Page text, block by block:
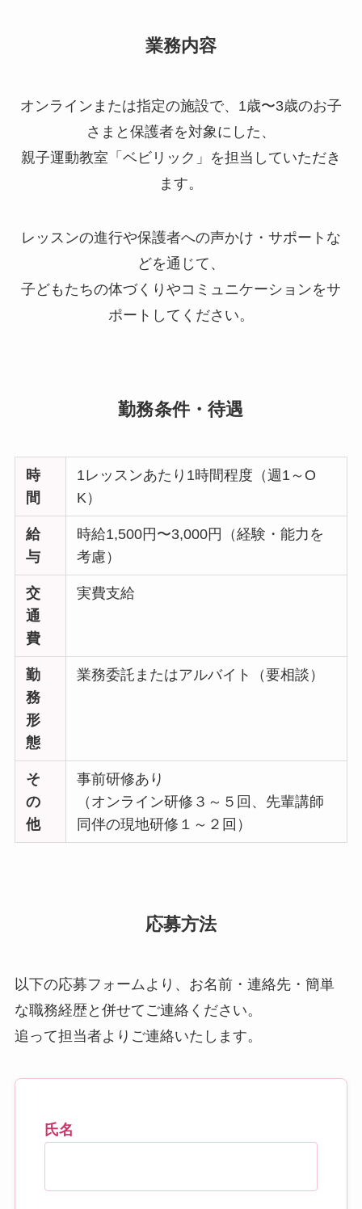
業務内容
オンラインまたは指定の施設で、1歳〜3歳のお子
さまと保護者を対象にした、
親子運動教室「ベビリック」を担当していただき
ます。
レッスンの進行や保護者への声かけ・サポートな
どを通じて、
子どもたちの体づくりやコミュニケーションをサ
ポートしてください。
勤務条件・待遇
時
間
1レッスンあたり1時間程度（週1～O
K）
給
与
時給1,500円〜3,000円（経験・能力を
考慮）
交
通
費
実費支給
勤
務
形
態
業務委託またはアルバイト（要相談）
そ
の
他
事前研修あり
（オンライン研修３～５回、先輩講師
同伴の現地研修１～２回）
応募方法
以下の応募フォームより、お名前・連絡先・簡単
な職務経歴と併せてご連絡ください。
追って担当者よりご連絡いたします。
氏名